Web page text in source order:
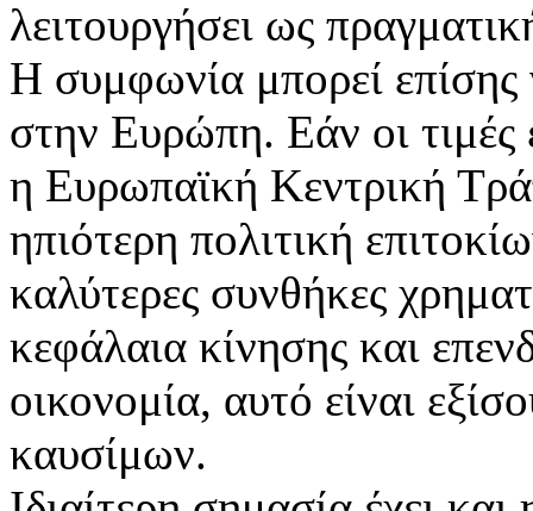
λειτουργήσει ως
Η συμφωνία μπορεί επίσης
στην Ευρώπη. Εάν οι τιμές
η Ευρωπαϊκή Κεντρική
ηπιότερη πολιτική
καλύτερες συνθήκες
κεφάλαια κίνησης και
οικονομία, αυτό είναι
καυσίμων.